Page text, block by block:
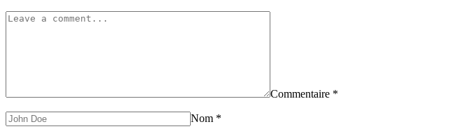
Commentaire *
Nom *